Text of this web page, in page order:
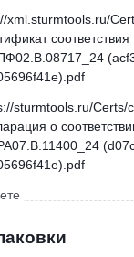
xml.sturmtools.ru/
sturmtools.ru/Certs/
о